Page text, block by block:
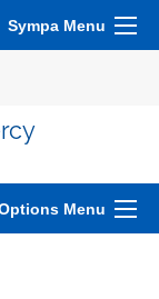
Sympa Menu
Menu